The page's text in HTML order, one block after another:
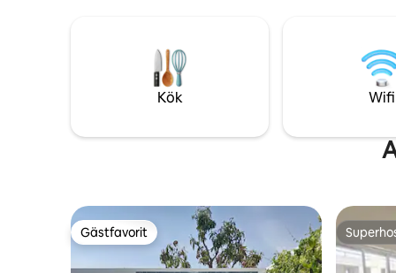
närliggande alternativ att njuta av. Det är
perfekt för en fridfull flykt, oavsett om
det är som ett par eller för att ta en paus
från vardagen.
Kök Wifi
Gästfavorit
Gästfavorit